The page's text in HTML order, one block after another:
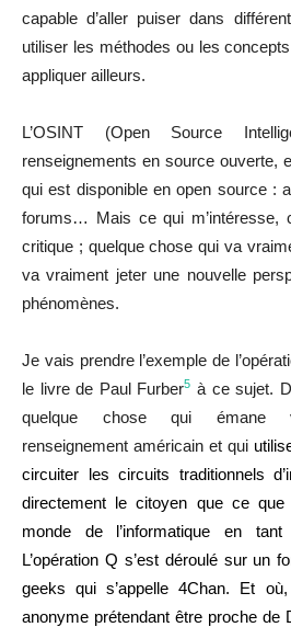
capable d’aller puiser dans
utiliser les méthodes ou les
appliquer ailleurs.
L’OSINT (Open Source
renseignements en source ouverte,
qui est disponible en open source :
forums… Mais ce qui m’intéresse,
critique ; quelque chose qui va
va vraiment jeter une nouvelle
phénomènes.
Je vais prendre l’exemple de
le livre de Paul Furber5 à ce sujet.
quelque chose qui émane
renseignement américain et qui
circuiter les circuits traditionnels
directement le citoyen que ce que
monde de l’informatique en tant
L’opération Q s’est déroulé sur un
geeks qui s’appelle 4Chan. Et
anonyme prétendant être proche de